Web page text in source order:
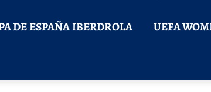
DE ESPAÑA IBERDROLA UEFA